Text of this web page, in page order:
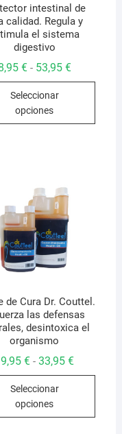
intestinal de
calidad. Regula y
el sistema
digestivo
€ - 53,95 €Rango
53,95 €
Seleccionar
opciones
de Cura Dr. Couttel.
las defensas
desintoxica el
organismo
€ - 33,95€Rango
33,95 €
Seleccionar
opciones